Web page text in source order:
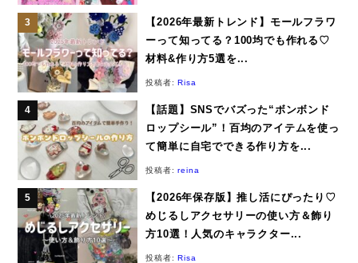
【2026年最新トレンド】モールフラワ
ーって知ってる？100均でも作れる♡
材料&作り方5選を...
投稿者:Risa
【話題】SNSでバズった“ボンボンド
ロップシール”！百均のアイテムを使っ
て簡単に自宅でできる作り方を...
投稿者:reina
【2026年保存版】推し活にぴったり♡
めじるしアクセサリーの使い方＆飾り
方10選！人気のキャラクター...
投稿者:Risa